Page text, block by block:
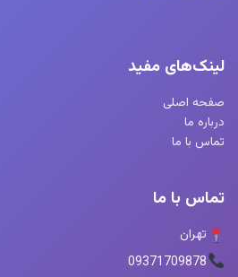
لینک‌های مفید
صفحه اصلی
درباره ما
تماس با ما
تماس با ما
تهران
09371709878